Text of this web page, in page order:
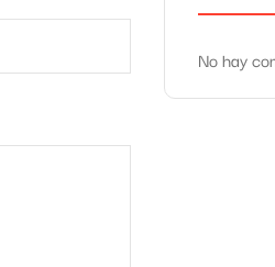
No hay